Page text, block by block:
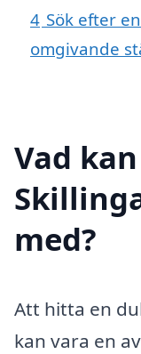
4 Sök efter
omgivande
Vad
med?
Att hitta en
kan vara en